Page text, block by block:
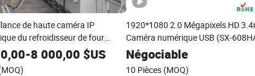
de haute caméra IP
du refroidisseur de four
système de refroidissement
-8 000,00 $US
1920*1080 2.0 Mégapixels HD
Caméra numérique USB (SX-
Négociable
10 Pièces (MOQ)